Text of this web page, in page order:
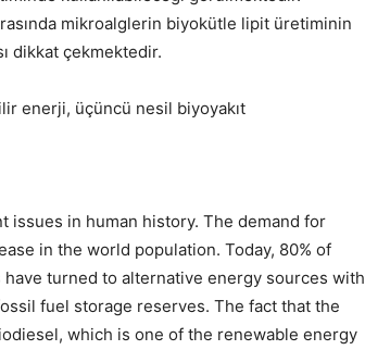
mikroalglerin biyokütle lipit üretiminin
dikkat çekmektedir.
enerji, üçüncü nesil biyoyakıt
issues in human history. The demand for
in the world population. Today, 80% of
turned to alternative energy sources with
fuel storage reserves. The fact that the
which is one of the renewable energy